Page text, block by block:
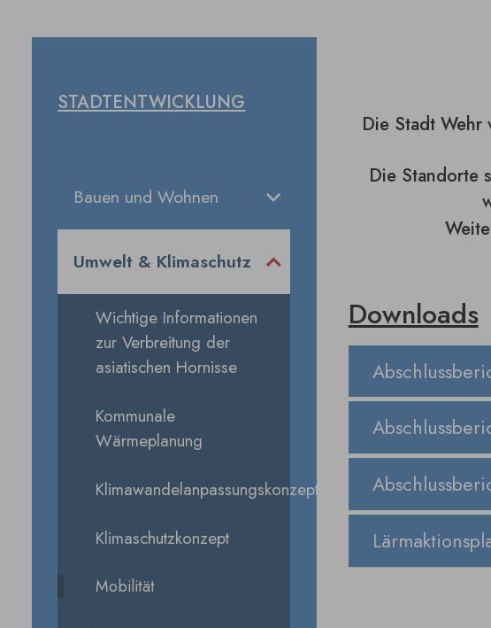
Die Stadt Wehr
Die Standorte
Downloads
STADTENTWICKLUNG
Bauen und Wohnen
Umwelt & Klimaschutz
Wichtige Informationen
zur Verbreitung der
asiatischen Hornisse
Kommunale
Wärmeplanung
Klimawandelanpassungskonzept
Klimaschutzkonzept
Mobilität